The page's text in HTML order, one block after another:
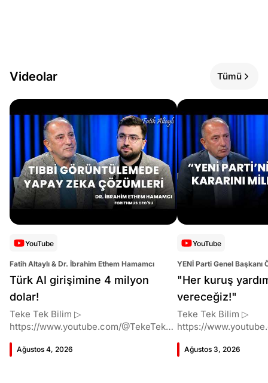
Videolar Tümü
YouTube
Fatih Altaylı & Dr. İbrahim Ethem Hamamcı
Türk AI girişimine 4 milyon
dolar!
Teke Tek Bilim ▷
https://www.youtube.com/@TekeTekBil
Hamamcı kimdir ve akademik
Ağustos 4, 2026
YouTube
YENİ Parti Genel Başkanı
Altaylı
"Her kuruş
vereceğiz!"
Teke Tek Bilim ▷
https://
Butlan kararı kimin
Ağustos 3, 2026